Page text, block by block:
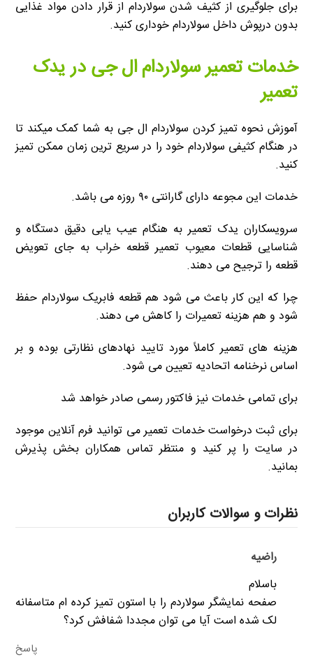
برای جلوگیری از کثیف شدن سولاردام از قرار دادن مواد غذایی
بدون درپوش داخل سولاردام خوداری کنید.
خدمات تعمیر سولاردام ال جی در یدک
تعمیر
آموزش نحوه تميز كردن سولاردام ال جی به شما کمک میکند تا
در هنگام کثیفی سولاردام خود را در سریع ترین زمان ممکن تمیز
کنید.
خدمات این مجوعه دارای گارانتی ۹۰ روزه می باشد.
سرویسکاران یدک تعمیر به هنگام عیب یابی دقیق دستگاه و
شناسایی قطعات معیوب تعمیر قطعه خراب به جای تعویض
قطعه را ترجیح می دهند.
چرا که این کار باعث می شود هم قطعه فابریک سولاردام حفظ
شود و هم هزینه تعمیرات را کاهش می دهند.
هزینه های تعمیر کاملاً مورد تایید نهادهای نظارتی بوده و بر
اساس نرخنامه اتحادیه تعیین می شود.
برای تمامی خدمات نیز فاکتور رسمی صادر خواهد شد
برای ثبت درخواست خدمات تعمیر می توانید فرم آنلاین موجود
در سایت را پر کنید و منتظر تماس همکاران بخش پذیرش
بمانید.
نظرات و سوالات کاربران
راضیه
باسلام
صفحه نمایشگر سولاردم را با استون تمیز کرده ام متاسفانه
لک شده است آیا می توان مجددا شفافش کرد؟
پاسخ